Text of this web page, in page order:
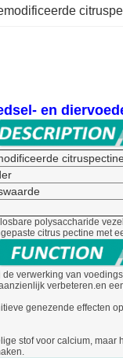
en
polysaccharide
citrus pectine met
verwerking van
verbeteren.en
genezende effecten
stof voor calcium,